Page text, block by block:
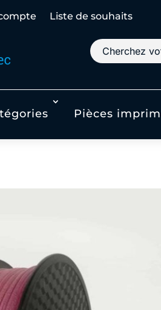
Liste de souhaits
Pièces